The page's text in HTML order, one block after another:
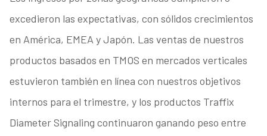
excedieron las expectativas, con sólidos crecimientos
en América, EMEA y Japón. Las ventas de nuestros
productos basados en TMOS en mercados verticales
estuvieron también en línea con nuestros objetivos
internos para el trimestre, y los productos Traffix
Diameter Signaling continuaron ganando peso entre